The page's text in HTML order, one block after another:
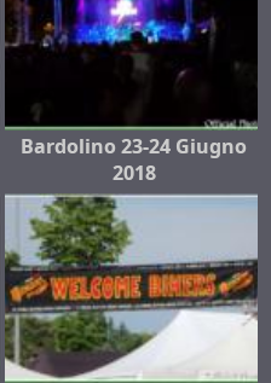
Bardolino 23-24 Giugno
2018